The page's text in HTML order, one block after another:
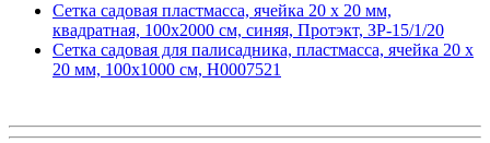
Сетка садовая пластмасса, ячейка 20 х 20 мм,
квадратная, 100х2000 см, синяя, Протэкт, ЗР-15/1/20
Сетка садовая для палисадника, пластмасса, ячейка 20 х
20 мм, 100х1000 см, Н0007521